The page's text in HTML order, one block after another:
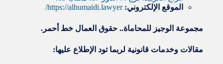
الموقع الإلكتروني: https://alhumaidi.lawyer/
مجموعة الوجيز للمحاماة.. حقوق العمال خط أحمر.
مقالات وخدمات قانونية لربما تود الإطلاع عليها: